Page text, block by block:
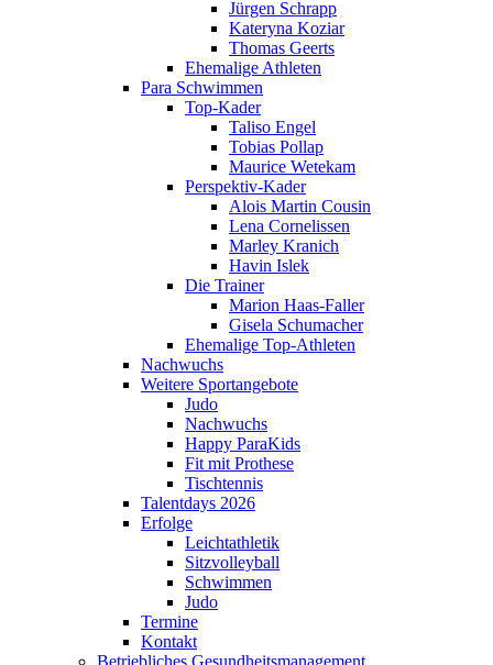
Jürgen Schrapp
Kateryna Koziar
Thomas Geerts
Ehemalige Athleten
Para Schwimmen
Top-Kader
Taliso Engel
Tobias Pollap
Maurice Wetekam
Perspektiv-Kader
Alois Martin Cousin
Lena Cornelissen
Marley Kranich
Havin Islek
Die Trainer
Marion Haas-Faller
Gisela Schumacher
Ehemalige Top-Athleten
Nachwuchs
Weitere Sportangebote
Judo
Nachwuchs
Happy ParaKids
Fit mit Prothese
Tischtennis
Talentdays 2026
Erfolge
Leichtathletik
Sitzvolleyball
Schwimmen
Judo
Termine
Kontakt
Betriebliches Gesundheits­management